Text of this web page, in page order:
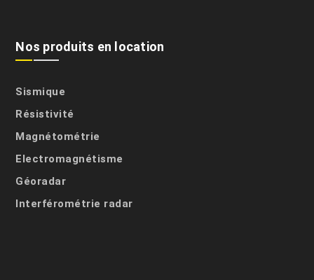
Nos produits en location
Sismique
Résistivité
Magnétométrie
Electromagnétisme
Géoradar
Interférométrie radar